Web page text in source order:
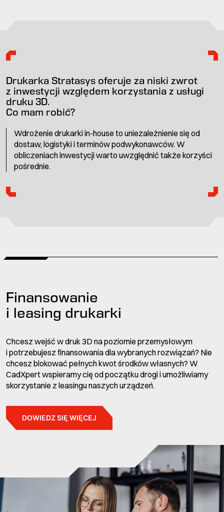
Drukarka Stratasys oferuje za niski zwrot
z inwestycji względem korzystania z usługi
druku 3D.
Co mam robić?
Wdrożenie drukarki in-house to uniezależnienie się od
dostaw, logistyki i terminów podwykonawców. W
obliczeniach inwestycji warto uwzględnić także korzyści
pośrednie.
Finansowanie
i leasing drukarki
Chcesz wejść w druk 3D na poziomie przemysłowym
i potrzebujesz finansowania dla wybranych rozwiązań? Nie
chcesz blokować pełnych kwot środków własnych? W
CadXpert wspieramy cię od początku drogi i umożliwiamy
skorzystanie z leasingu naszych urządzeń.
DOWIEDZ SIĘ WIĘCEJ